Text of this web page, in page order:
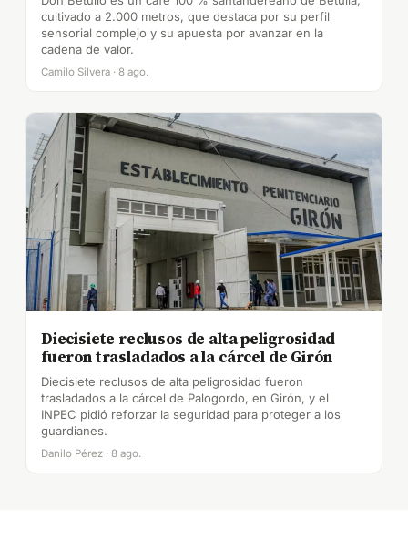
cultivado a 2.000 metros, que destaca por su perfil
sensorial complejo y su apuesta por avanzar en la
cadena de valor.
Camilo Silvera · 8 ago.
Diecisiete reclusos de alta peligrosidad
fueron trasladados a la cárcel de Girón
Diecisiete reclusos de alta peligrosidad fueron
trasladados a la cárcel de Palogordo, en Girón, y el
INPEC pidió reforzar la seguridad para proteger a los
guardianes.
Danilo Pérez · 8 ago.